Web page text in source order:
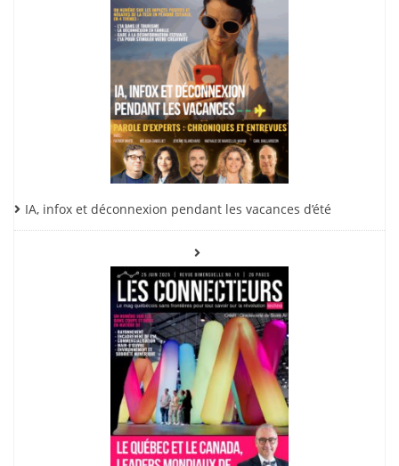
IA, infox et déconnexion pendant les vacances d’été